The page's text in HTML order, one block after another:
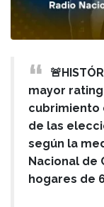
mayor
cubrimiento
de las
según la
Nacional de
hogares de